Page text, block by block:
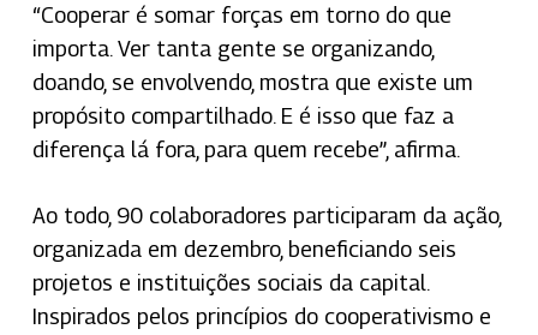
“Cooperar é somar forças em torno do que
importa. Ver tanta gente se organizando,
doando, se envolvendo, mostra que existe um
propósito compartilhado. E é isso que faz a
diferença lá fora, para quem recebe”, afirma.
Ao todo, 90 colaboradores participaram da ação,
organizada em dezembro, beneficiando seis
projetos e instituições sociais da capital.
Inspirados pelos princípios do cooperativismo e